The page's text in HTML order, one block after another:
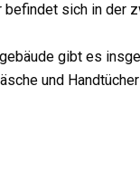
sich in der
gibt es
und